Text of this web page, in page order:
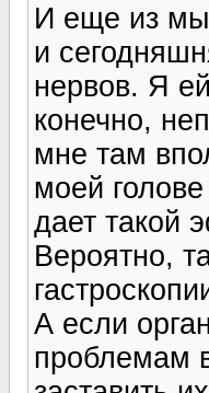
И еще из
и
нервов. Я
конечно,
мне там
моей
дает такой
Вероятно,
А если
проблемам